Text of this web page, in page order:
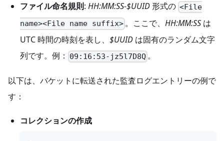
ファイル命名規則: HH:MM:SS-$UUID形式の <File
name><File name suffix> 。ここで、HH:MM:SS は
UTC 時間の時刻を表し、 $UUID は固有のランダム文字
列です。例：
09:16:53-jz5l7D8Q 。
以下は、バケットに転送された監査ログエントリーの例で
す：
コレクションの作成